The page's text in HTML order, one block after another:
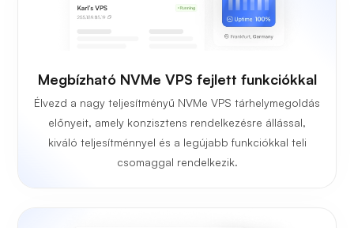
Megbízható NVMe VPS fejlett funkciókkal
Élvezd a nagy teljesítményű NVMe VPS tárhelymegoldás
előnyeit, amely konzisztens rendelkezésre állással,
kiváló teljesítménnyel és a legújabb funkciókkal teli
csomaggal rendelkezik.